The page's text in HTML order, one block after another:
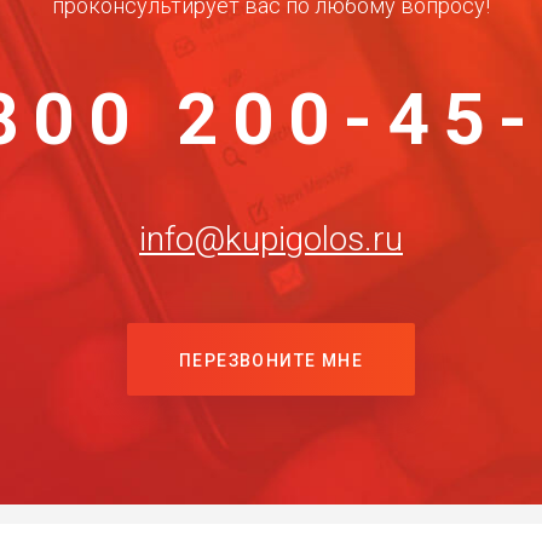
проконсультирует вас по любому вопросу!
200-
info@kupigolos.ru
ПЕРЕЗВОНИТЕ МНЕ